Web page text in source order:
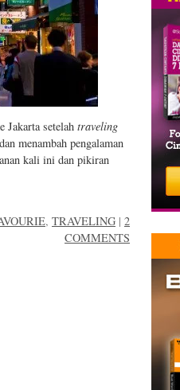
Jakarta setelah traveling
menambah pengalaman
kali ini dan pikiran
, TRAVELING | 2
COMMENTS